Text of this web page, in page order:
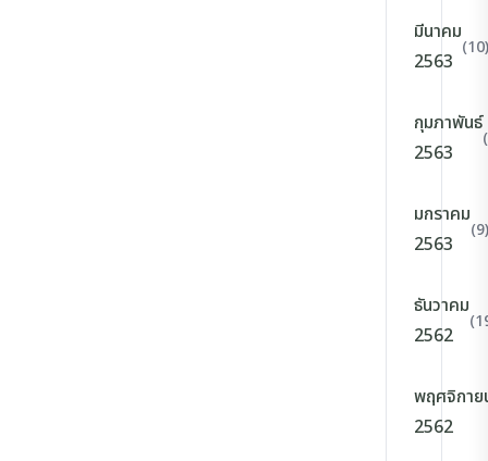
มีนาคม
2563
(10)
กุมภาพันธ์
2563
มกราคม
2563
(9)
ธันวาคม
2562
พฤศจิกาย
2562